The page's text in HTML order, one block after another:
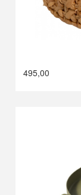
495,00